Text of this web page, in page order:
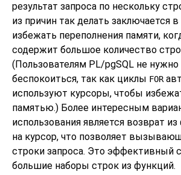
результат запроса по нескольку
из причин так делать заключается
избежать переполнения памяти,
содержит большое количество
(Пользователям PL/pgSQL не
беспокоиться, так как циклы FOR
используют курсоры, чтобы
памятью.) Более интересным
использования является возврат
на курсор, что позволяет
строки запроса. Это эффективный
большие наборы строк из функций.